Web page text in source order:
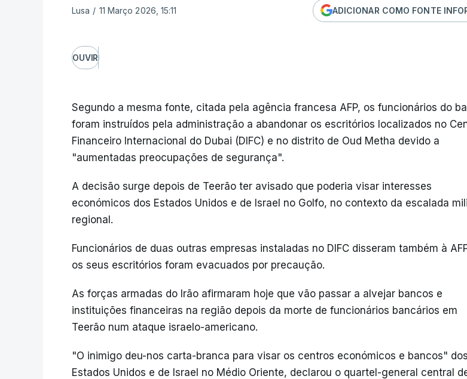
Lusa / 11 Março 2026, 15:11 ADICIONAR COMO FONTE
OUVIR
Segundo a mesma fonte, citada pela agência francesa AFP, os funcionários do
foram instruídos pela administração a abandonar os escritórios localizados no
Financeiro Internacional do Dubai (DIFC) e no distrito de Oud Metha devido a
"aumentadas preocupações de segurança".
A decisão surge depois de Teerão ter avisado que poderia visar interesses
económicos dos Estados Unidos e de Israel no Golfo, no contexto da escalada
regional.
Funcionários de duas outras empresas instaladas no DIFC disseram também à
os seus escritórios foram evacuados por precaução.
As forças armadas do Irão afirmaram hoje que vão passar a alvejar bancos e
instituições financeiras na região depois da morte de funcionários bancários em
Teerão num ataque israelo-americano.
"O inimigo deu-nos carta-branca para visar os centros económicos e bancos" dos
Estados Unidos e de Israel no Médio Oriente, declarou o quartel-general central